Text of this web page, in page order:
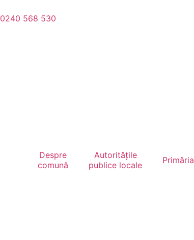
0240 568 530
Despre
comună
Autoritățile
publice locale
Primăria